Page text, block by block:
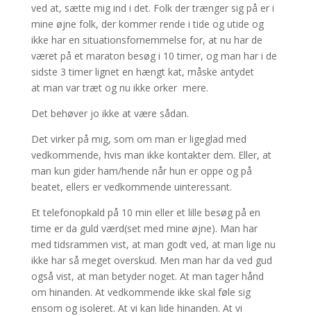
ved at, sætte mig ind i det. Folk der trænger sig på er i
mine øjne folk, der kommer rende i tide og utide og
ikke har en situationsfornemmelse for, at nu har de
været på et maraton besøg i 10 timer, og man har i de
sidste 3 timer lignet en hængt kat, måske antydet
at man var træt og nu ikke orker mere.
Det behøver jo ikke at være sådan.
Det virker på mig, som om man er ligeglad med
vedkommende, hvis man ikke kontakter dem. Eller, at
man kun gider ham/hende når hun er oppe og på
beatet, ellers er vedkommende uinteressant.
Et telefonopkald på 10 min eller et lille besøg på en
time er da guld værd(set med mine øjne). Man har
med tidsrammen vist, at man godt ved, at man lige nu
ikke har så meget overskud. Men man har da ved gud
også vist, at man betyder noget. At man tager hånd
om hinanden. At vedkommende ikke skal føle sig
ensom og isoleret. At vi kan lide hinanden. At vi